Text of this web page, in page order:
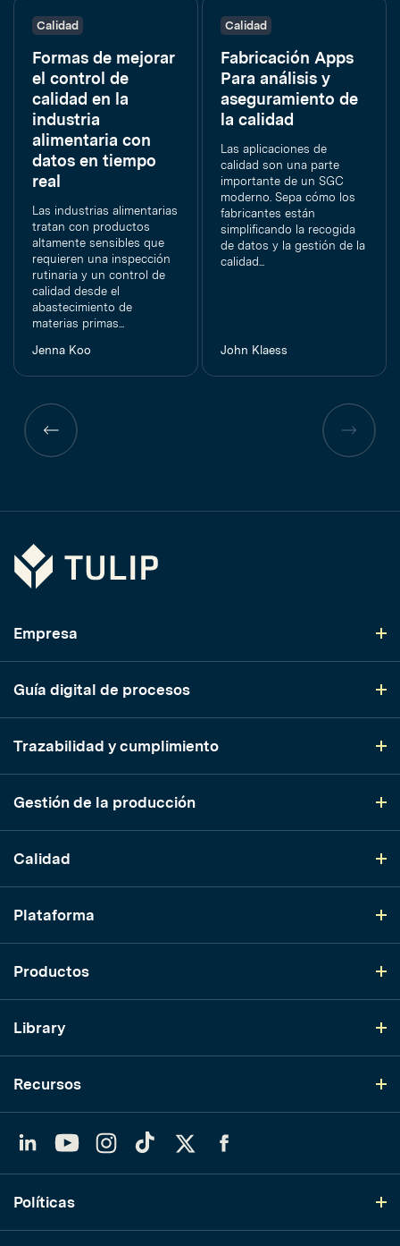
Calidad
Formas de mejorar
el control de
calidad en la
industria
alimentaria con
datos en tiempo
real
Las industrias alimentarias
tratan con productos
altamente sensibles que
requieren una inspección
rutinaria y un control de
calidad desde el
abastecimiento de
materias primas...
Jenna Koo
Calidad
Fabricación Apps
Para análisis y
aseguramiento de
la calidad
Las aplicaciones de
calidad son una parte
importante de un SGC
moderno. Sepa cómo los
fabricantes están
simplificando la recogida
de datos y la gestión de la
calidad...
John Klaess
Página
anterior
Página
anterior
Tulip
Empresa
Guía digital de procesos
Trazabilidad y cumplimiento
Gestión de la producción
Calidad
Plataforma
Productos
Library
Recursos
YouTubeInstagram
TikTok
Políticas